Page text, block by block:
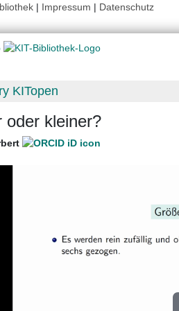
| Impressum | Datenschutz
KITopen
oder kleiner?